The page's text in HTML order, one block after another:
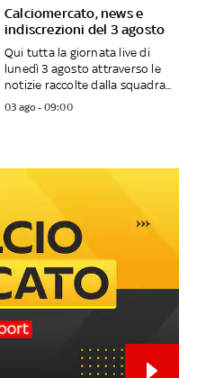
Calciomercato, news e
indiscrezioni del 3 agosto
Qui tutta la giornata live di
lunedì 3 agosto attraverso le
notizie raccolte dalla squadra...
03 ago - 09:00